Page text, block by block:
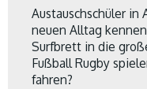
Austauschschüler in
neuen Alltag
Surfbrett in die
Fußball Rugby
fahren?